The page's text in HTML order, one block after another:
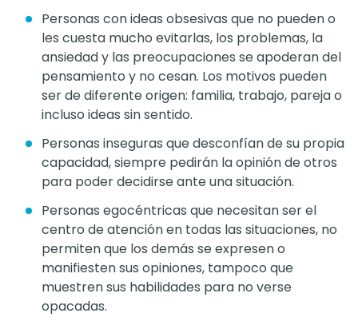
Personas con ideas obsesivas que no pueden o
les cuesta mucho evitarlas, los problemas, la
ansiedad y las preocupaciones se apoderan del
pensamiento y no cesan. Los motivos pueden
ser de diferente origen: familia, trabajo, pareja o
incluso ideas sin sentido.
Personas inseguras que desconfían de su propia
capacidad, siempre pedirán la opinión de otros
para poder decidirse ante una situación.
Personas egocéntricas que necesitan ser el
centro de atención en todas las situaciones, no
permiten que los demás se expresen o
manifiesten sus opiniones, tampoco que
muestren sus habilidades para no verse
opacadas.